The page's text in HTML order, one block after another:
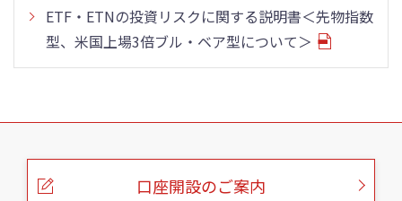
ETF・ETNの投資リスクに関する説明書＜先物指数
型、米国上場3倍ブル・ベア型について＞
こ
口座開設のご案内